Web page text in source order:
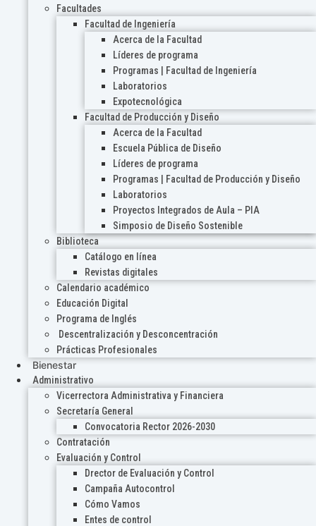
Facultades
Facultad de Ingeniería
Acerca de la Facultad
Líderes de programa
Programas | Facultad de Ingeniería
Laboratorios
Expotecnológica
Facultad de Producción y Diseño
Acerca de la Facultad
Escuela Pública de Diseño
Líderes de programa
Programas | Facultad de Producción y Diseño
Laboratorios
Proyectos Integrados de Aula – PIA
Simposio de Diseño Sostenible
Biblioteca
Catálogo en línea
Revistas digitales
Calendario académico
Educación Digital
Programa de Inglés
Descentralización y Desconcentración
Prácticas Profesionales
Bienestar
Administrativo
Vicerrectora Administrativa y Financiera
Secretaría General
Convocatoria Rector 2026-2030
Contratación
Evaluación y Control
Drector de Evaluación y Control
Campaña Autocontrol
Cómo Vamos
Entes de control